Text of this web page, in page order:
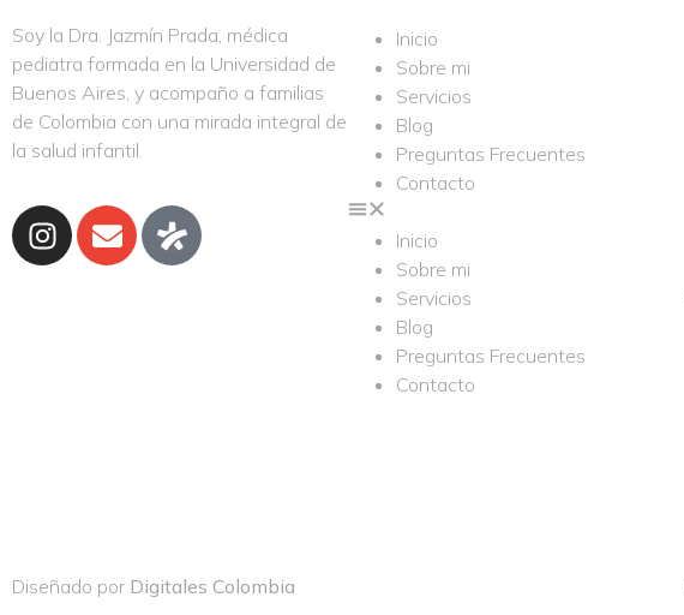
Soy la Dra. Jazmín Prada, médica
pediatra formada en la Universidad de
Buenos Aires, y acompaño a familias
de Colombia con una mirada integral de
la salud infantil.
Inicio
Sobre mi
Servicios
Blog
Preguntas Frecuentes
Contacto
Inicio
Sobre mi
Servicios
Blog
Preguntas Frecuentes
Contacto
Diseñado por Digitales Colombia